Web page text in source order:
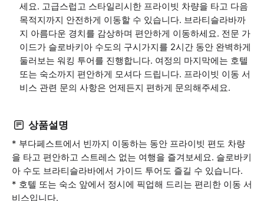
세요. 고급스럽고 스타일리시한 프라이빗 차량을 타고 다음
목적지까지 안전하게 이동할 수 있습니다. 브라티슬라바까
지 아름다운 경치를 감상하며 편안하게 이동하세요. 전문 가
이드가 슬로바키아 수도의 구시가지를 2시간 동안 완벽하게
둘러보는 워킹 투어를 진행합니다. 여정의 마지막에는 호텔
또는 숙소까지 편안하게 모셔다 드립니다. 프라이빗 이동 서
비스 관련 문의 사항은 언제든지 편하게 문의해주세요.
상품설명
* 부다페스트에서 빈까지 이동하는 동안 프라이빗 편도 차량
을 타고 편안하고 스트레스 없는 여행을 즐겨보세요. 슬로바키
아 수도 브라티슬라바에서 가이드 투어도 즐길 수 있습니다.
* 호텔 또는 숙소 앞에서 정시에 픽업해 드리는 편리한 이동 서
비스입니다.